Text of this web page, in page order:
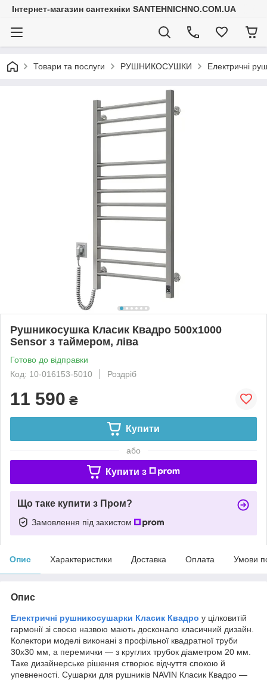
Інтернет-магазин сантехніки SANTEHNICHNO.COM.UA
Товари та послуги РУШНИКОСУШКИ Електричні
Рушникосушка Класик Квадро 500х1000
Sensor з таймером, ліва
Готово до відправки
Код: 10-016153-5010
Роздріб
11 590 ₴
Купити
або
Купити з
Що таке купити з Пром?
Замовлення під захистом
Опис Характеристики Доставка Оплата Умови
Опис
Електричні рушникосушарки Класик Квадро у цілковитій
гармонії зі своєю назвою мають досконало класичний дизайн.
Колектори моделі виконані з профільної квадратної труби
30х30 мм, а перемички — з круглих трубок діаметром 20 мм.
Таке дизайнерське рішення створює відчуття спокою й
упевненості. Сушарки для рушників NAVIN Класик Квадро —